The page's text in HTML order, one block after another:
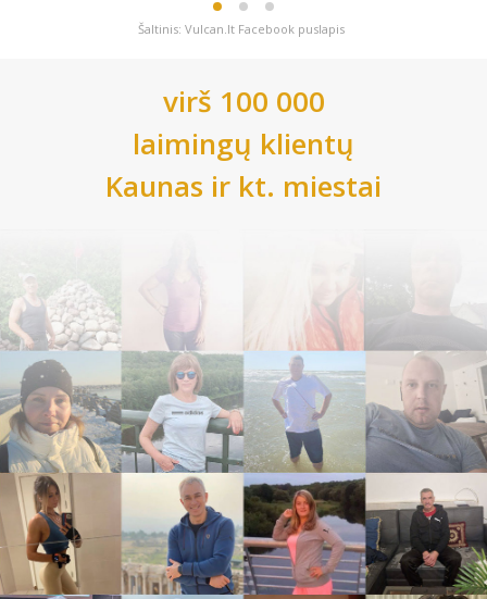
Šaltinis: Vulcan.lt Facebook puslapis
virš 100 000
laimingų klientų
Kaunas ir kt. miestai